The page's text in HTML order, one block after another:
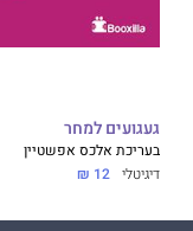
געגועים למחר
בעריכת אלכס אפשטיין
דיגיטלי 12 ₪